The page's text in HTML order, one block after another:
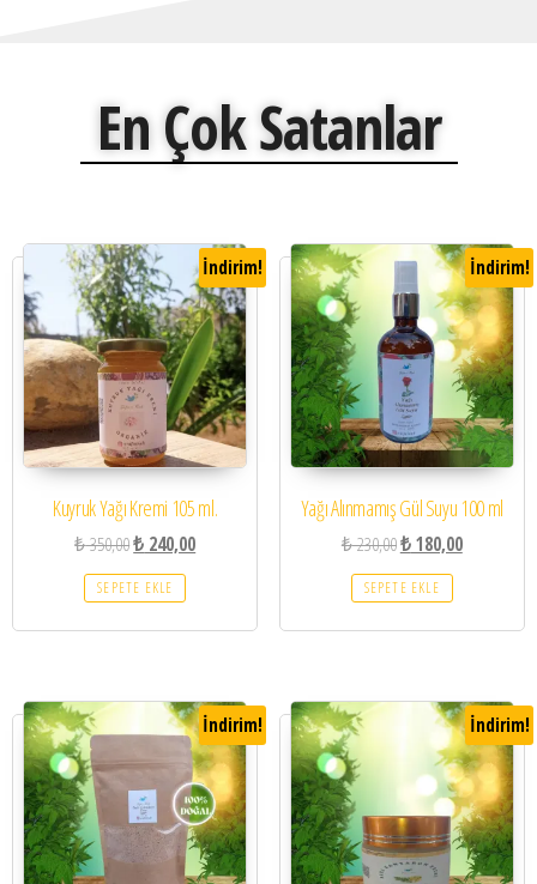
En Çok Satanlar
İndirim!
Kuyruk Yağı Kremi 105 ml.
₺350,00₺ 240,00
SEPETE EKLE
İndirim!
Yağı Alınmamış Gül Suyu 100 ml
₺230,00₺180,00
SEPETE EKLE
İndirim! İndirim!